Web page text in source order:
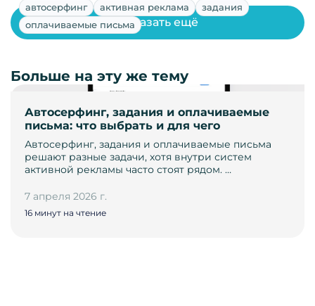
автосерфинг активная реклама
задания
оплачиваемые письма
Автосерфинг, задания и оплачиваемые
письма: что выбрать и для чего
Автосерфинг, задания и оплачиваемые письма
решают разные задачи, хотя внутри систем
активной рекламы часто стоят рядом. …
7 апреля 2026 г.
16 минут на чтение
Показать ещё
Больше на эту же тему